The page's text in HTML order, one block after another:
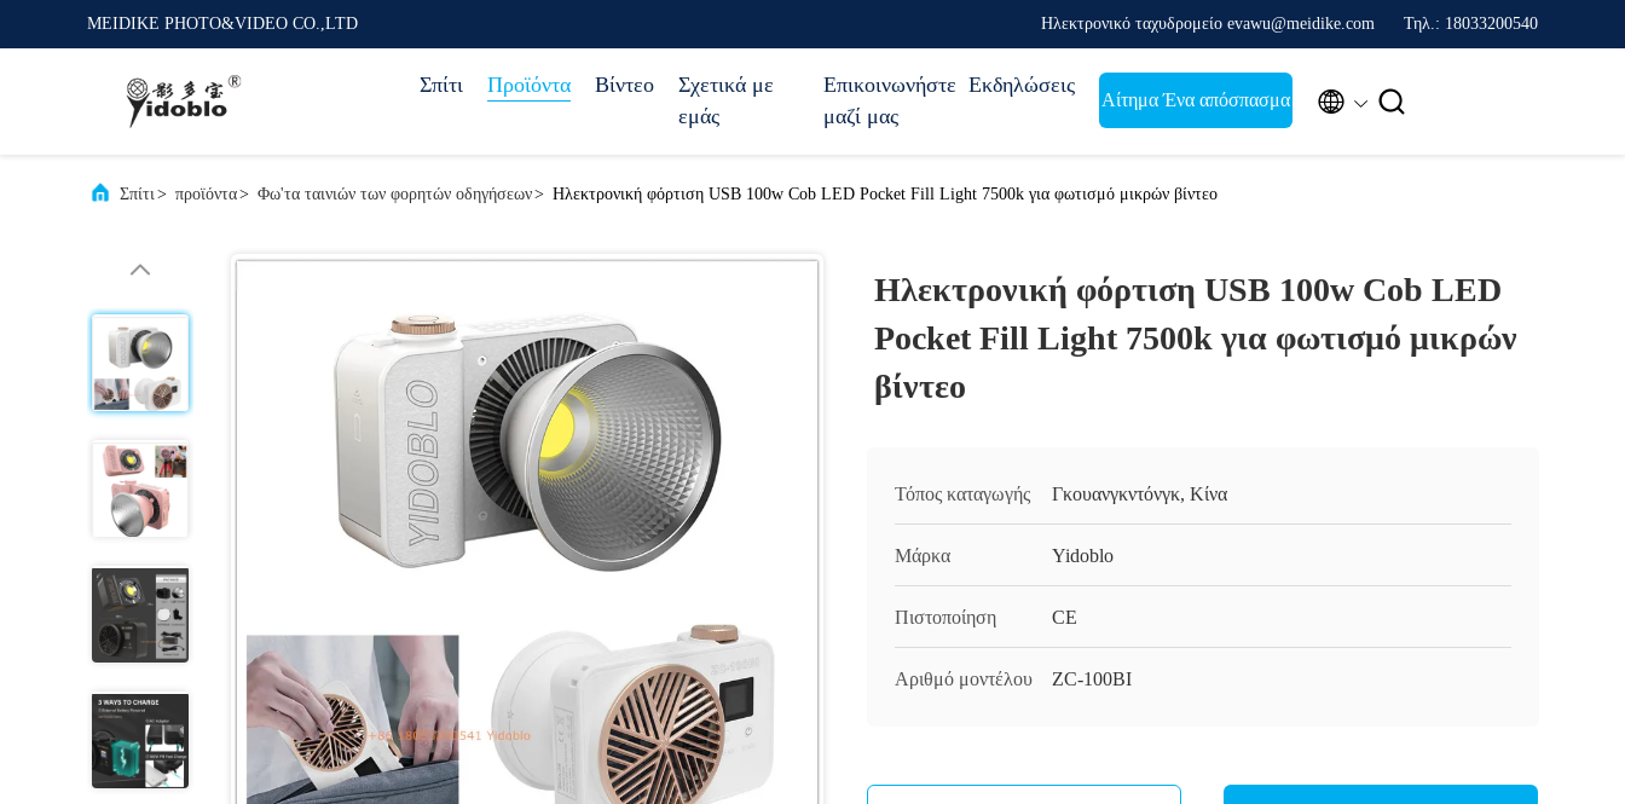
MEIDIKE PHOTO&VIDEO CO.,LTD Ηλεκτρονικό ταχυδρομείο evawu@meidike.com Τηλ.: 18033200540
Σπίτι Προϊόντα Βίντεο
Σχετικά με
εμάς
Επικοινωνήστε
μαζί μας
Εκδηλώσεις
Αίτημα Ένα απόσπασμα  
Σπίτι> προϊόντα> Φω'τα ταινιών των φορητών οδηγήσεων> Ηλεκτρονική φόρτιση USB 100w Cob LED Pocket Fill Light 7500k για φωτισμό μικρών βίντεο
Ηλεκτρονική φόρτιση USB 100w Cob LED
Pocket Fill Light 7500k για φωτισμό μικρών
βίντεο
Τόπος καταγωγής Γκουανγκντόνγκ, Κίνα
Μάρκα Yidoblo
Πιστοποίηση CE
Αριθμό μοντέλου ZC-100BI